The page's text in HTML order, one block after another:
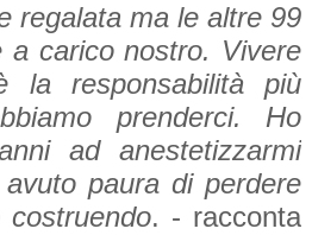
regalata ma le altre 99
a carico nostro. Vivere
responsabilità più
prenderci. Ho
ad anestetizzarmi
paura di perdere
. - racconta